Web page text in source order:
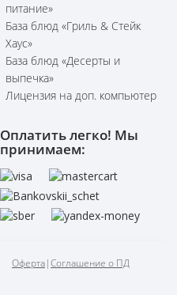
питание»
База блюд «Гриль & Стейк
Хаус»
База блюд «Десерты и
выпечка»
Лицензия на доп. компьютер
Оплатить легко! Мы
принимаем:
Оферта|Соглашение о ПД